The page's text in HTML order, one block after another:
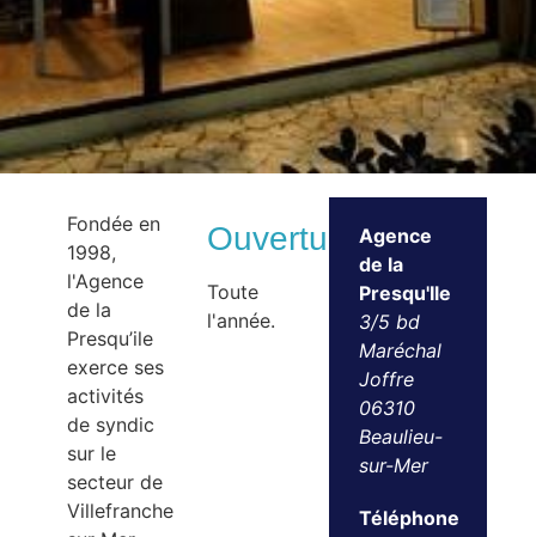
Fondée en
1998,
l'Agence
de la
Presqu’ile
exerce ses
activités
de syndic
sur le
secteur de
Villefranche
Ouvertures
Toute
l'année.
Agence
de la
Presqu'Ile
3/5 bd
Maréchal
Joffre
06310
Beaulieu-
sur-Mer
Téléphone